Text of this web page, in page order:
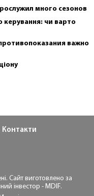
много сезонов
керування: чи варто
важно
Контакти
Сайт виготовлено за
інвестор - MDIF.